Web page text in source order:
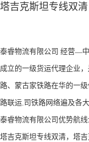
塔吉克斯坦专线双
泰睿物流有限公司 经营—
成立的一级货运代理企业
路、蒙古家铁路在华的一
路联运.司铁路网络遍及各
泰睿物流有限公司优势航线
塔吉克斯坦专线双清，塔